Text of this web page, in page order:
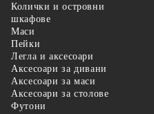
Колички и островни
шкафове
Маси
Пейки
Легла и аксесоари
Аксесоари за дивани
Аксесоари за маси
Аксесоари за столове
Футони